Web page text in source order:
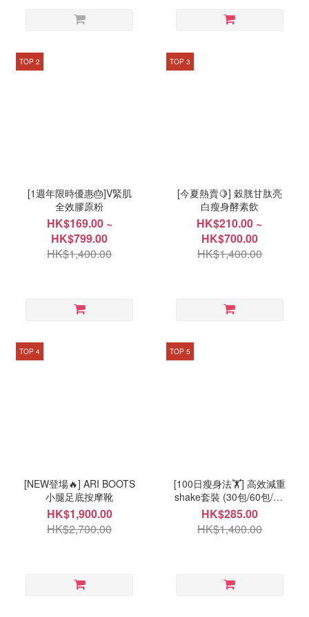
TOP 2
[1週年限時優惠🎂]V緊肌
全效膠原粉
HK$169.00 ~
HK$799.00
HK$1,400.00
TOP 3
[今夏熱賣🍋] 穀胱甘肽亮
白瘦身酵素飲
HK$210.00 ~
HK$700.00
HK$1,400.00
TOP 4
[NEW登場🔥] ARI BOOTS
小腿足底按摩靴
HK$1,900.00
HK$2,700.00
TOP 5
[100日瘦身法🏋️] 高效減重
shake套裝 (30包/60包/90
包自選)
HK$285.00
HK$1,400.00